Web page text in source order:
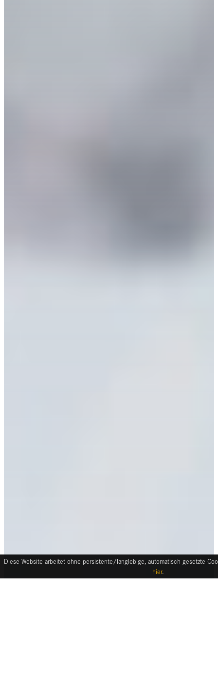
Diese Website arbeitet ohne persistente/langlebige, automatisch gesetzte
hier.